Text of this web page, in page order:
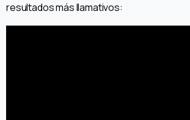
resultados más llamativos: